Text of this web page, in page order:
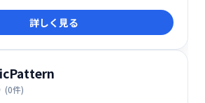
詳しく見る
(0件)